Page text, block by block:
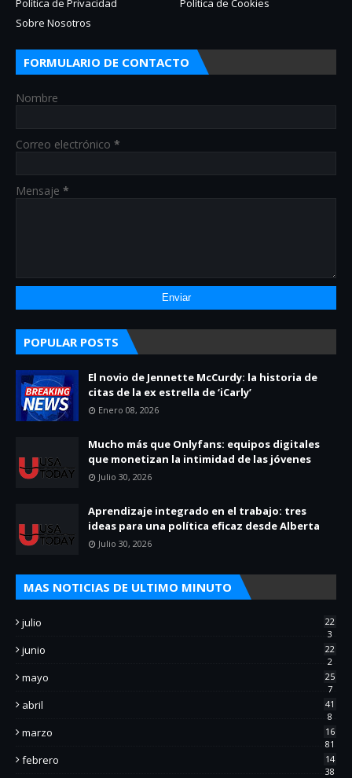
Sobre Nosotros
FORMULARIO DE CONTACTO
Nombre
Correo electrónico *
Mensaje *
POPULAR POSTS
El novio de Jennette McCurdy: la historia de
citas de la ex estrella de ‘iCarly’
Enero 08, 2026
Mucho más que Onlyfans: equipos digitales
que monetizan la intimidad de las jóvenes
Julio 30, 2026
Aprendizaje integrado en el trabajo: tres
ideas para una política eficaz desde Alberta
Julio 30, 2026
MAS NOTICIAS DE ULTIMO MINUTO
julio
22
3
junio
22
2
mayo
25
7
abril
41
8
marzo
16
81
febrero
14
38